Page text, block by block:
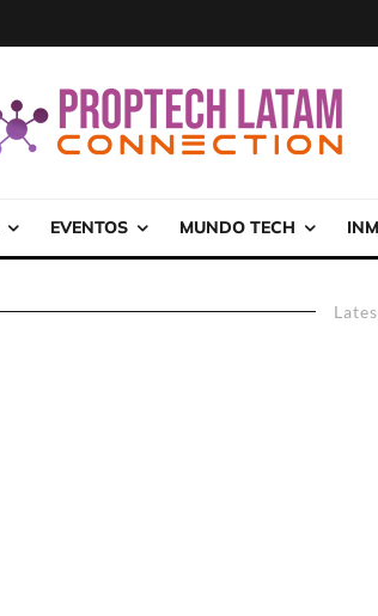
EVENTOS MUNDO TECH